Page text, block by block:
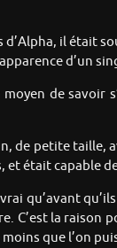
il était
d’un
de
petite taille,
était capable
qu’avant
C’est la
que l’on